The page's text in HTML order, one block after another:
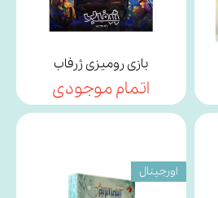
بازی رومیزی ژرفاب
اتمام موجودی
اورجینال